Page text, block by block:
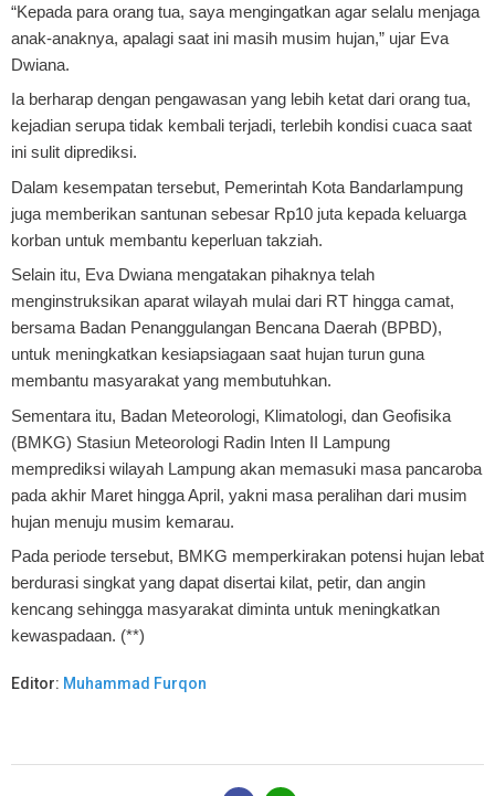
“Kepada para orang tua, saya mengingatkan agar selalu menjaga
anak-anaknya, apalagi saat ini masih musim hujan,” ujar Eva
Dwiana.
Ia berharap dengan pengawasan yang lebih ketat dari orang tua,
kejadian serupa tidak kembali terjadi, terlebih kondisi cuaca saat
ini sulit diprediksi.
Dalam kesempatan tersebut, Pemerintah Kota Bandarlampung
juga memberikan santunan sebesar Rp10 juta kepada keluarga
korban untuk membantu keperluan takziah.
Selain itu, Eva Dwiana mengatakan pihaknya telah
menginstruksikan aparat wilayah mulai dari RT hingga camat,
bersama Badan Penanggulangan Bencana Daerah (BPBD),
untuk meningkatkan kesiapsiagaan saat hujan turun guna
membantu masyarakat yang membutuhkan.
Sementara itu, Badan Meteorologi, Klimatologi, dan Geofisika
(BMKG) Stasiun Meteorologi Radin Inten II Lampung
memprediksi wilayah Lampung akan memasuki masa pancaroba
pada akhir Maret hingga April, yakni masa peralihan dari musim
hujan menuju musim kemarau.
Pada periode tersebut, BMKG memperkirakan potensi hujan lebat
berdurasi singkat yang dapat disertai kilat, petir, dan angin
kencang sehingga masyarakat diminta untuk meningkatkan
kewaspadaan. (**)
Editor: Muhammad Furqon
B